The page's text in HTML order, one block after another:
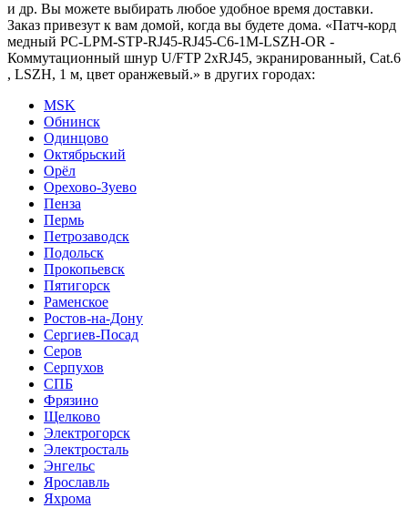
и др. Вы можете выбирать любое удобное время доставки.
Заказ привезут к вам домой, когда вы будете дома. «Патч-корд
медный PC-LPM-STP-RJ45-RJ45-C6-1M-LSZH-OR -
Коммутационный шнур U/FTP 2xRJ45, экранированный, Cat.6
, LSZH, 1 м, цвет оранжевый.» в других городах:
MSK
Обнинск
Одинцово
Октябрьский
Орёл
Орехово-Зуево
Пенза
Пермь
Петрозаводск
Подольск
Прокопьевск
Пятигорск
Раменское
Ростов-на-Дону
Сергиев-Посад
Серов
Серпухов
СПБ
Фрязино
Щелково
Электрогорск
Электросталь
Энгельс
Ярославль
Яхрома